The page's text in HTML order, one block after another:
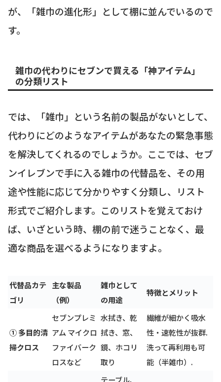
が、「雑巾の進化形」として棚に並んでいるので
す。
雑巾の代わりにセブンで買える「神アイテム」
の分類リスト
では、「雑巾」という名前の製品がないとして、
代わりにどのようなアイテムがあなたの緊急事態
を解決してくれるのでしょうか。ここでは、セブ
ンイレブンで手に入る雑巾の代替品を、その用
途や性能に応じて分かりやすく分類し、リスト
形式でご紹介します。このリストを覚えておけ
ば、いざという時、棚の前で迷うことなく、最
適な商品を選べるようになりますよ。
代替品カテ
ゴリ
主な製品
（例）
雑巾として
の用途
特徴とメリット
① 多目的清
掃クロス
セブンプレミ
アム マイクロ
ファイバーク
ロスなど
水拭き、乾
拭き、窓、
鏡、ホコリ
取り
繊維が細かく吸水
性・速乾性が抜群.
洗って再利用も可
能（半雑巾）.
テーブル、